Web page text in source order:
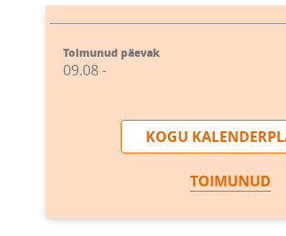
Toimunud päevak
09.08 -
KOGU
TOIMUNUD